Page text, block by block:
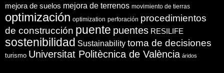
mejora de suelos mejora de terrenos movimiento de tierras
optimización optimization perforación procedimientos
de construcción puente puentes RESILIFE
sostenibilidad Sustainability toma de decisiones
turismo Universitat Politècnica de València áridos